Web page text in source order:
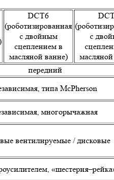
DCT6
(роботизированная
с двойным
сцеплением в
масляной ванне)
с
передний
типа McPherson
многорычажная
вентилируемые / дисковые